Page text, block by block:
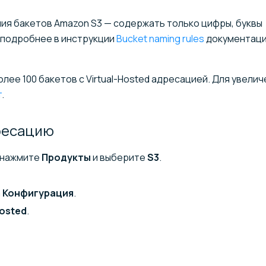
бакетов Amazon S3 — содержать только цифры, буквы
в инструкцииBucket naming rules
100 бакетов с Virtual-Hosted адресацией. Для
.
Продуктыи выберитеS3.
Конфигурация.
.